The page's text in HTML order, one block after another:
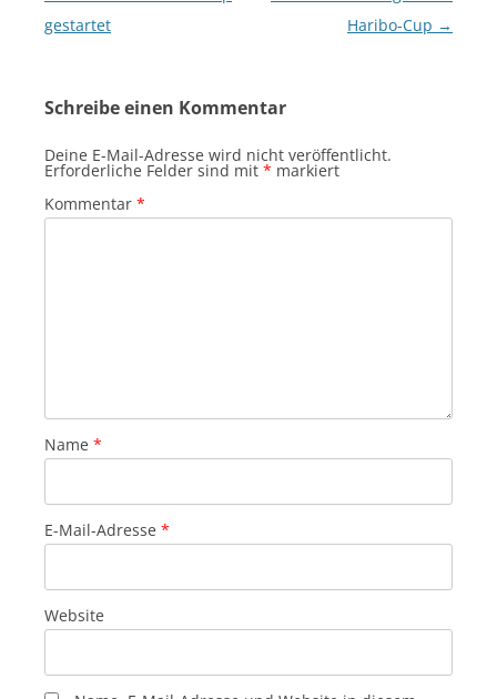
gestartet
Haribo-Cup →
Schreibe einen Kommentar
Deine E-Mail-Adresse wird nicht veröffentlicht.
Erforderliche Felder sind mit * markiert
Kommentar *
Name *
E-Mail-Adresse *
Website